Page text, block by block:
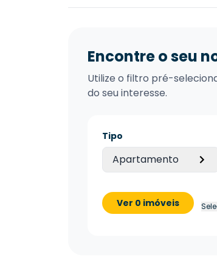
Encontre o seu
Utilize o filtro pré-
do seu interesse.
Tipo
Apartamento
Ver 0 imóveis